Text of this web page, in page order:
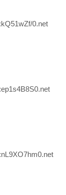
0.net